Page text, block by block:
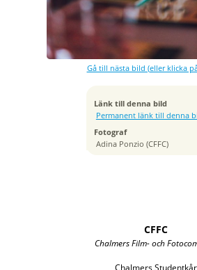
Gå till nästa bild (eller klicka
Länk till denna bild
Permanent länk till denna
Fotograf
Adina Ponzio (CFFC)
Bländare
Canon EOS R6
Tagen
ISO
3200
Brännvidd
85 mm
CFFC
Chalmers Film- och